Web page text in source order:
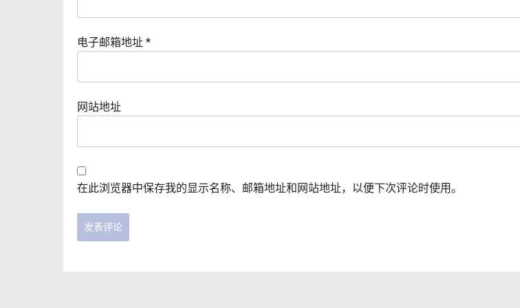
电子邮箱地址 *
网站地址
在此浏览器中保存我的显示名称、邮箱地址和网站地址，以便下次评论时使用。